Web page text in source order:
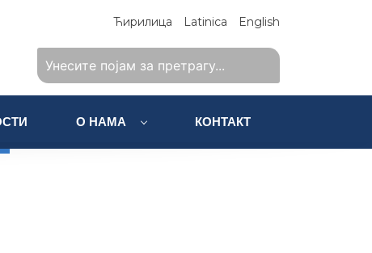
Ћирилица Latinica English
О НАМА КОНТАКТ